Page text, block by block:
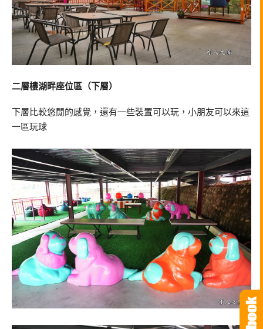
二層樓湖畔座位區（下層）
下層比較悠閒的感覺，還有一些裝置可以玩，小朋友可以來這
一區玩球